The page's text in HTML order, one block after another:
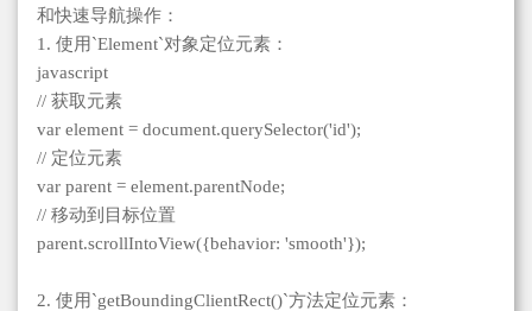
和快速导航操作：
1. 使用`Element`对象定位元素：
javascript
// 获取元素
var element = document.querySelector('id');
// 定位元素
var parent = element.parentNode;
// 移动到目标位置
parent.scrollIntoView({behavior: 'smooth'});
2. 使用`getBoundingClientRect()`方法定位元素：